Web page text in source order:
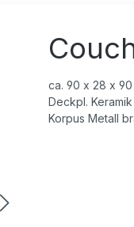
ca. 90 x 28 x
Deckpl.
Korpus Metall